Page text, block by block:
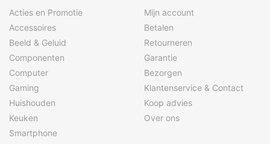
Acties en Promotie
Accessoires
Beeld & Geluid
Componenten
Computer
Gaming
Huishouden
Keuken
Smartphone
Mijn account
Betalen
Retourneren
Garantie
Bezorgen
Klantenservice & Contact
Koop advies
Over ons